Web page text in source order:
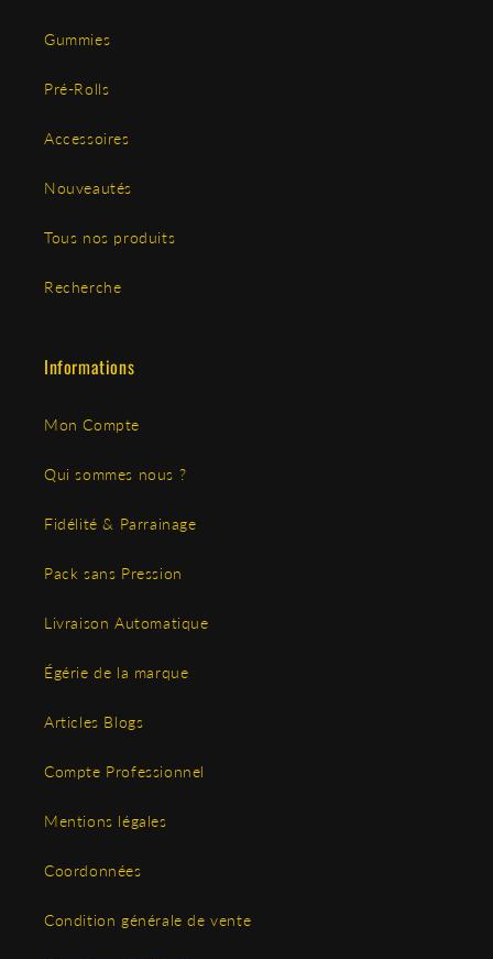
Gummies
Pré-Rolls
Accessoires
Nouveautés
Tous nos produits
Recherche
Informations
Mon Compte
Qui sommes nous ?
Fidélité & Parrainage
Pack sans Pression
Livraison Automatique
Égérie de la marque
Articles Blogs
Compte Professionnel
Mentions légales
Coordonnées
Condition générale de vente